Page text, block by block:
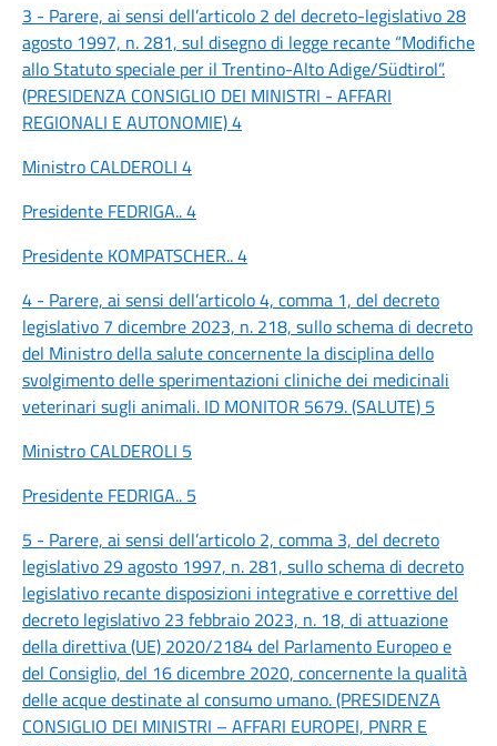
3 - Parere, ai sensi dell’articolo 2 del decreto-legislativo 28
agosto 1997, n. 281, sul disegno di legge recante “Modifiche
allo Statuto speciale per il Trentino-Alto Adige/Südtirol”.
(PRESIDENZA CONSIGLIO DEI MINISTRI - AFFARI
REGIONALI E AUTONOMIE) 4
Ministro CALDEROLI 4
Presidente FEDRIGA.. 4
Presidente KOMPATSCHER.. 4
4 - Parere, ai sensi dell’articolo 4, comma 1, del decreto
legislativo 7 dicembre 2023, n. 218, sullo schema di decreto
del Ministro della salute concernente la disciplina dello
svolgimento delle sperimentazioni cliniche dei medicinali
veterinari sugli animali. ID MONITOR 5679. (SALUTE) 5
Ministro CALDEROLI 5
Presidente FEDRIGA.. 5
5 - Parere, ai sensi dell’articolo 2, comma 3, del decreto
legislativo 29 agosto 1997, n. 281, sullo schema di decreto
legislativo recante disposizioni integrative e correttive del
decreto legislativo 23 febbraio 2023, n. 18, di attuazione
della direttiva (UE) 2020/2184 del Parlamento Europeo e
del Consiglio, del 16 dicembre 2020, concernente la qualità
delle acque destinate al consumo umano. (PRESIDENZA
CONSIGLIO DEI MINISTRI – AFFARI EUROPEI, PNRR E